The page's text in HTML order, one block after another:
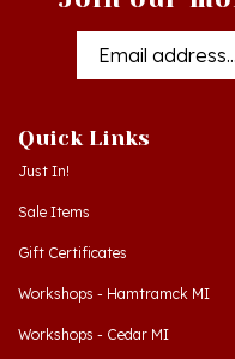
Just In!
Sale Items
Gift Certificates
Workshops - Hamtramck MI
Workshops - Cedar MI
Dance Schools